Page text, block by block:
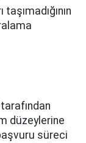
düzeylerine
süreci